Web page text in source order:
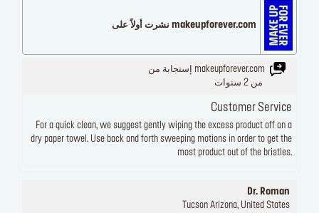
makeupforever.com نشرت أولاً على
makeupforever.com إستجابة من
من 2 سنوات
Customer Service
For a quick clean, we suggest gently wiping the excess product off on a
dry paper towel. Use back and forth sweeping motions in order to get the
most product out of the bristles.
Dr. Roman
Tucson Arizona, United States